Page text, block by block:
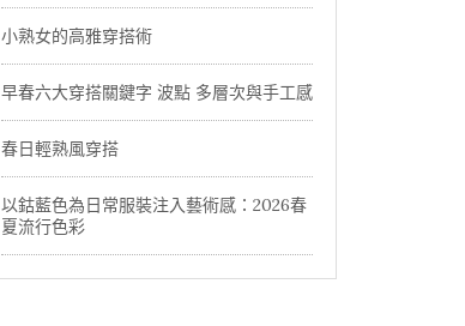
小熟女的高雅穿搭術
早春六大穿搭關鍵字 波點 多層次與手工感
春日輕熟風穿搭
以鈷藍色為日常服裝注入藝術感：2026春
夏流行色彩